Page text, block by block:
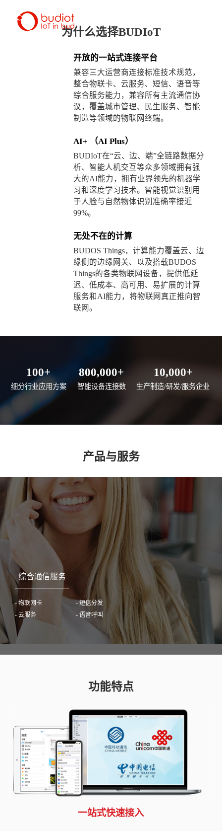
领先
先的 物联网场
业定制解决 方 案商
ry- le ding Io T Scenari o Cloud &
ustomized Sol u on Provider
为什么选择BUDIoT
开放的一站式连接平台
兼容三大运营商连接标准技术规范，
整合物联卡、云服务、短信、语音等
综合服务能力，兼容所有主流通信协
议，覆盖城市管理、民生服务、智能
制造等领域的物联网终端。
AI+ （AI Plus）
BUDIoT在“云、边、端”全链路数据分
析、智能人机交互等众多领域拥有强
大的AI能力，拥有业界领先的机器学
习和深度学习技术。智能视觉识别用
于人脸与自然物体识别准确率接近
99%。
无处不在的计算
BUDOS Things，计算能力覆盖云、边
缘侧的边缘网关、以及搭载BUDOS
Things的各类物联网设备，提供低延
迟、低成本、高可用、易扩展的计算
服务和AI能力，将物联网真正推向智
联网。
100+
细分行业应用方案
800,000+
智能设备连接数
10,000+
生产制造/研发/服务企业
产品与服务
综合通信服务
- 物联网卡
- 短信分发
- 云服务
- 语音呼叫
功能特点
一站式快速接入